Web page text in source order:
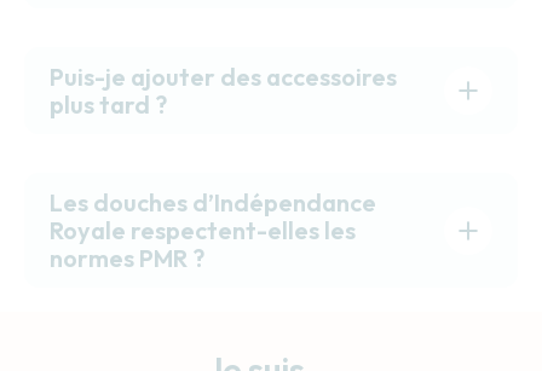
Puis-je ajouter des accessoires
plus tard ?
Les douches d’Indépendance
Royale respectent-elles les
normes PMR ?